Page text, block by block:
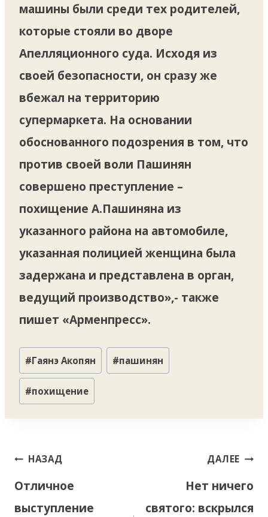
машины были среди тех родителей,
которые стояли во дворе
Апелляционного суда. Исходя из
своей безопасности, он сразу же
вбежал на территорию
супермаркета. На основании
обоснованного подозрения в том, что
против своей воли Пашинян
совершено преступление –
похищение А.Пашиняна из
указанного района на автомобиле,
указанная полицией женщина была
задержана и представлена ​​в орган,
ведущий производство»,- также
пишет «Арменпресс».
Метки
записи:
#Гаянэ Акопян #пашинян
#похищение
Навигация
записям
НАЗАД
Отличное
выступление
ДАЛЕЕ
Нет ничего
святого: вскрылся